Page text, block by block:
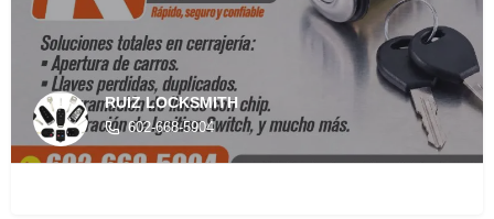
RUIZ LOCKSMITH
602-668-5904